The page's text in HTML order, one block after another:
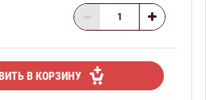
В КОРЗИНУ